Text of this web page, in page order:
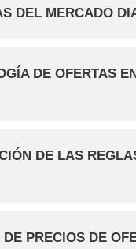
DEL MERCADO
DE OFERTAS
DE LAS
PRECIOS DE